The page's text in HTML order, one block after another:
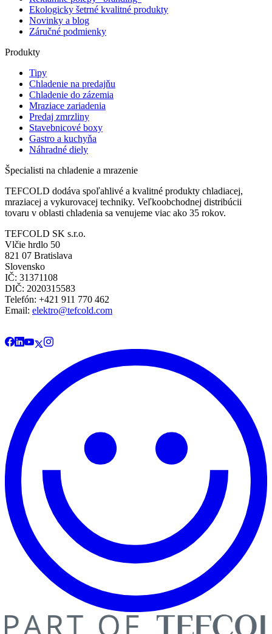
Ekologicky šetrné kvalitné produkty
Novinky a blog
Záručné podmienky
Produkty
Tipy
Chladenie na predajňu
Chladenie do zázemia
Mraziace zariadenia
Predaj zmrzliny
Stavebnicové boxy
Gastro a kuchyňa
Náhradné diely
Špecialisti na chladenie a mrazenie
TEFCOLD dodáva spoľahlivé a kvalitné produkty chladiacej,
mraziacej a vykurovacej techniky. Veľkoobchodnej distribúcii
tovaru v oblasti chladenia sa venujeme viac ako 35 rokov.
TEFCOLD SK s.r.o.
Vlčie hrdlo 50
821 07 Bratislava
Slovensko
IČ: 31371108
DIČ: 2020315583
Telefón: +421 911 770 462
Email: elektro@tefcold.com